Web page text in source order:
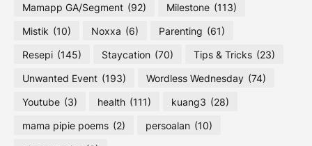
Mamapp GA/Segment (92) Milestone (113)
Mistik (10) Noxxa (6) Parenting (61)
Resepi (145) Staycation (70) Tips & Tricks (23)
Unwanted Event (193) Wordless Wednesday (74)
Youtube (3) health (111) kuang3 (28)
mama pipie poems (2) persoalan (10)